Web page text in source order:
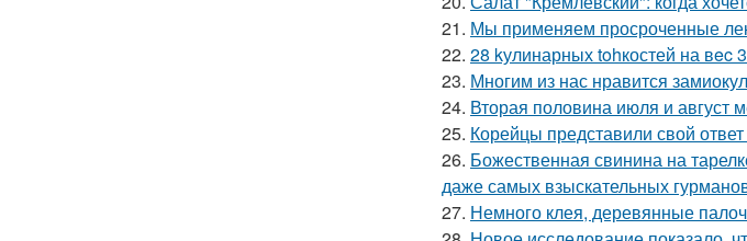
21. Мы применяем просроченные
22. 28 kулинарных tohкостей на вec
23. Многим из нас нравится
24. Вторая половина июля и август
25. Корейцы представили свой
26. Божественная свинина на
даже самых взыскательных
27. Немного клея, деревянные